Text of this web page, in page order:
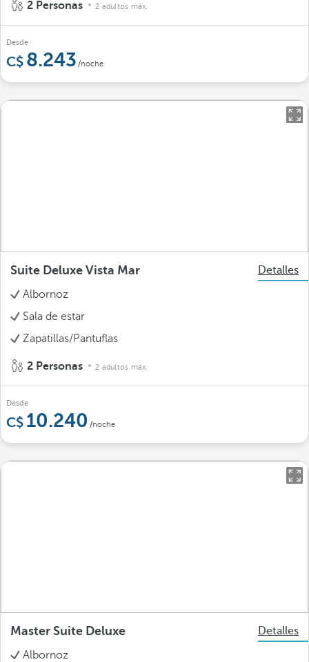
2 Personas 2 adultos máx.
Desde
8.243 /noche
Suite Deluxe Vista Mar
Detalles
Albornoz
Sala de estar
Zapatillas/Pantuflas
2 Personas 2 adultos máx.
Desde
10.240 /noche
Master Suite Deluxe
Detalles
Albornoz